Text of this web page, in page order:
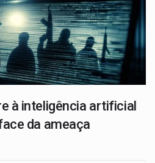
à inteligência artificial
da ameaça